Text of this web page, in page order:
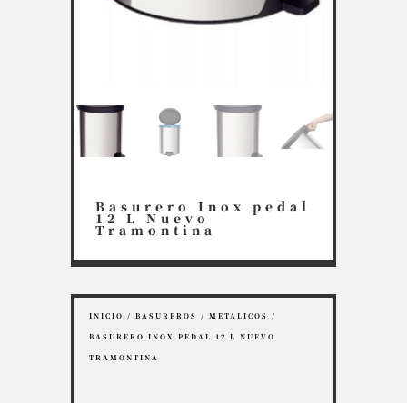
Basurero Inox pedal
12 L Nuevo
Tramontina
INICIO / BASUREROS / METALICOS /
BASURERO INOX PEDAL 12 L NUEVO
TRAMONTINA